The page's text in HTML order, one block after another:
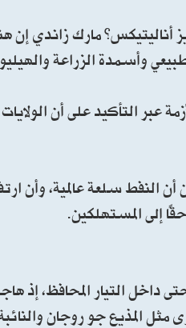
أناليتيكس” مارك زاندي
وأسمدة الزراعة
عبر التأكيد على أن
سلعة عالمية، وأن
إلى المستهلكين.
داخل التيار المحافظ،
المذيع جو روجان